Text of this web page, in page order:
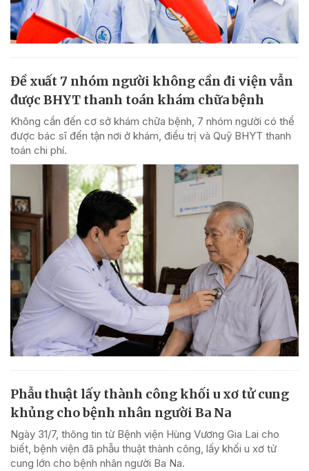
Đề xuất 7 nhóm người không cần đi viện vẫn
được BHYT thanh toán khám chữa bệnh
Không cần đến cơ sở khám chữa bệnh, 7 nhóm người có thể
được bác sĩ đến tận nơi ở khám, điều trị và Quỹ BHYT thanh
toán chi phí.
Phẫu thuật lấy thành công khối u xơ tử cung
khủng cho bệnh nhân người Ba Na
Ngày 31/7, thông tin từ Bệnh viện Hùng Vương Gia Lai cho
biết, bệnh viện đã phẫu thuật thành công, lấy khối u xơ tử
cung lớn cho bệnh nhân người Ba Na.